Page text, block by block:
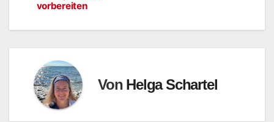
vorbereiten
Von Helga Schartel